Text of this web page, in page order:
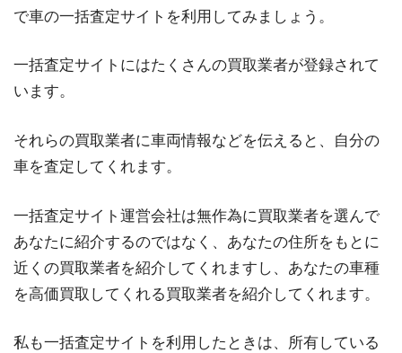
で車の一括査定サイトを利用してみましょう。
一括査定サイトにはたくさんの買取業者が登録されて
います。
それらの買取業者に車両情報などを伝えると、自分の
車を査定してくれます。
一括査定サイト運営会社は無作為に買取業者を選んで
あなたに紹介するのではなく、あなたの住所をもとに
近くの買取業者を紹介してくれますし、あなたの車種
を高価買取してくれる買取業者を紹介してくれます。
私も一括査定サイトを利用したときは、所有している